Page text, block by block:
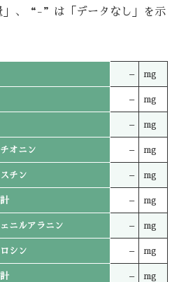
、“-”は「データなし」を示
– mg
– mg
– mg
チオニン – mg
チン – mg
– mg
ニルアラニン – mg
シン – mg
– mg